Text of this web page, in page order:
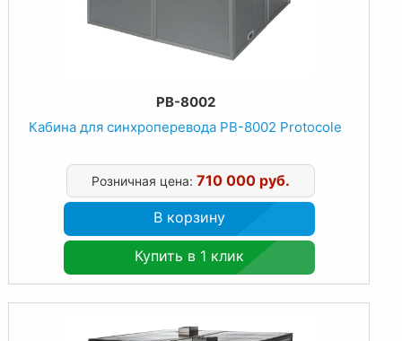
PB-8002
Кабина для синхроперевода PB-8002 Protocole
Розничная цена: 710 000 руб.
В корзину
Купить в 1 клик